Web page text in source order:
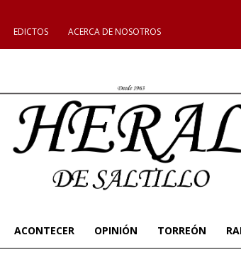
EDICTOS ACERCA DE NOSOTROS
ACONTECER OPINIÓN TORREÓN